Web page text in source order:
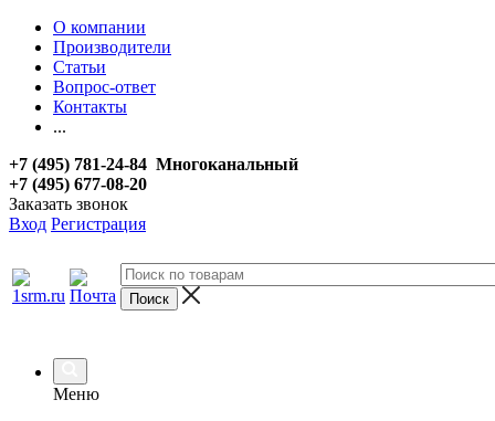
О компании
Производители
Статьи
Вопрос-ответ
Контакты
...
+7 (495) 781-24-84 Многоканальный
+7 (495) 677-08-20
Заказать звонок
Вход Регистрация
Меню